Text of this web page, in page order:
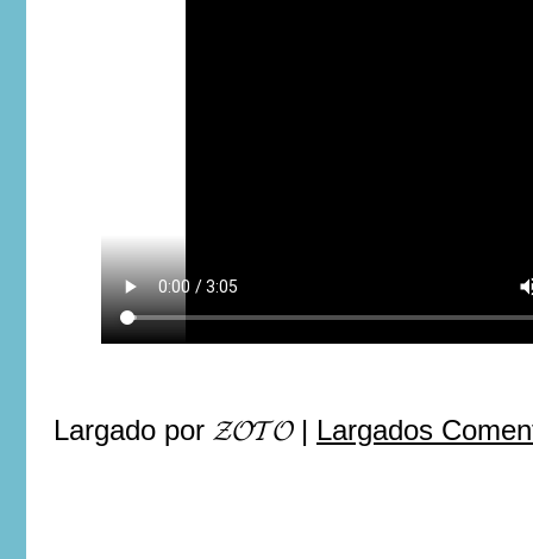
Largado por 𝓩𝓞𝓣𝓞| Largados